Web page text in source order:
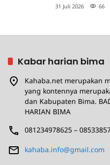
Perda
31 Juli 2026 66
Kabar harian bima
Kahaba.net merupakan
yang kontennya
dan Kabupaten Bima.
HARIAN BIMA
081234978625 –
kahaba.info@gmail.com